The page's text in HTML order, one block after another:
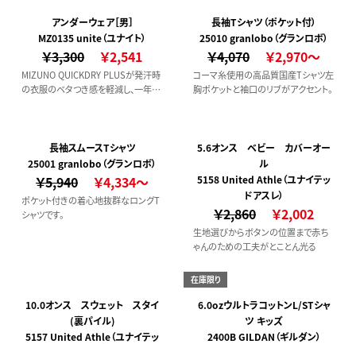
アンダーウェア［男］
MZ0135 unite（ユナイト）
￥3,300 ￥2,541
MIZUNO QUICKDRY PLUSが発汗時
の衣服のベタつき感を軽減し、一年中
長袖Tシャツ（ポケット付）
25010 granlobo（グランロボ）
￥4,070 ￥2,970～
コーマ糸使用の高品質国産Tシャツ左
胸ポケットと袖口のリブがアクセント。
長袖スムースTシャツ
25001 granlobo（グランロボ）
￥5,940 ￥4,334～
ポケット付きの着心地抜群なロングT
シャツです。
5.6オンス ベビー カバーオー
ル
5158 United Athle（ユナイテッ
ドアスレ）
￥2,860 ￥2,002
生地選びからボタンの位置まで赤ち
ゃんのための工夫がとことん光る
10.0オンス スウェット スタイ
(裏パイル)
5157 United Athle（ユナイテッ
在庫限り
6.0ozウルトラコットンL/STシャ
ツ キッズ
2400B GILDAN（ギルダン）